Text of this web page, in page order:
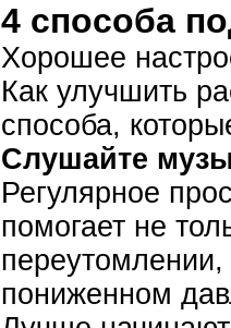
4 способа
Хорошее
Как улучшить
способа,
Слушайте
Регулярное
помогает не
пониженном